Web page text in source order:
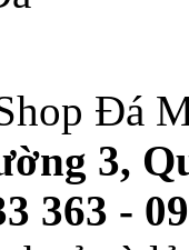
Đá
3,
363 -